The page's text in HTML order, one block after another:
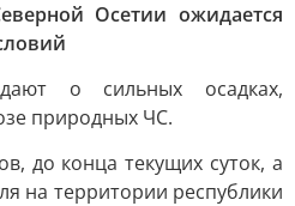
Осетии ожидается
о сильных осадках,
природных ЧС.
до конца текущих суток, а
на территории республики